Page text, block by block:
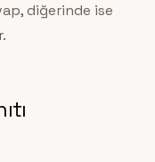
diğerinde ise